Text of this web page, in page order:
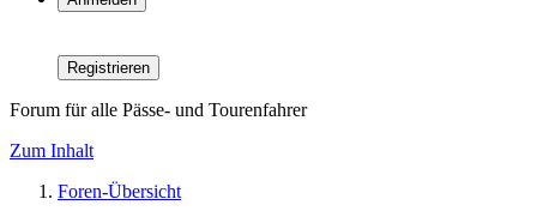
Registrieren
Forum für alle Pässe- und Tourenfahrer
Zum Inhalt
Foren-Übersicht